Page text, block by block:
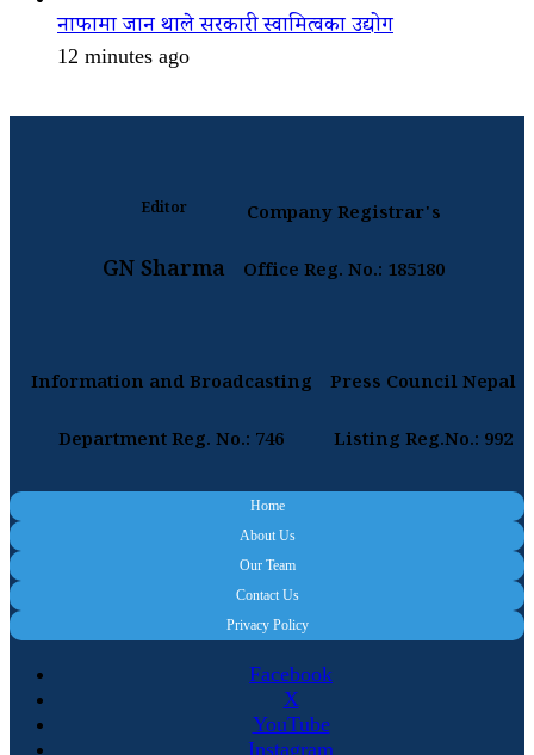
नाफामा जान थाले सरकारी स्वामित्वका उद्योग
12 minutes ago
Editor
GN Sharma
Company Registrar's
Office Reg. No.: 185180
Information and Broadcasting
Department Reg. No.: 746
Press Council Nepal
Listing Reg.No.: 992
Home
About Us
Our Team
Contact Us
Privacy Policy
Facebook
X
YouTube
Instagram